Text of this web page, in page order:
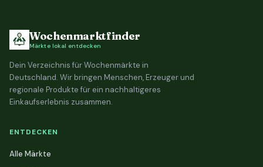
Wochenmarktfinder
Märkte lokal entdecken
Dein Verzeichnis für Wochenmärkte in
Deutschland. Wir bringen Menschen, Erzeuger und
regionale Produkte für ein nachhaltigeres
Einkaufserlebnis zusammen.
ENTDECKEN
Alle Märkte